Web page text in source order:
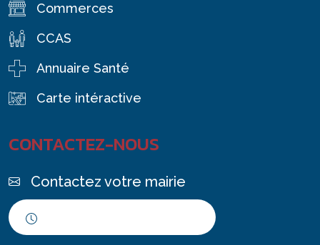
Commerces
CCAS
Annuaire Santé
Carte intéractive
CONTACTEZ-NOUS
Contactez votre mairie